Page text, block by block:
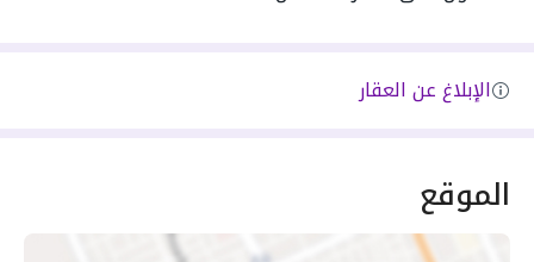
الإبلاغ عن العقار
الموقع